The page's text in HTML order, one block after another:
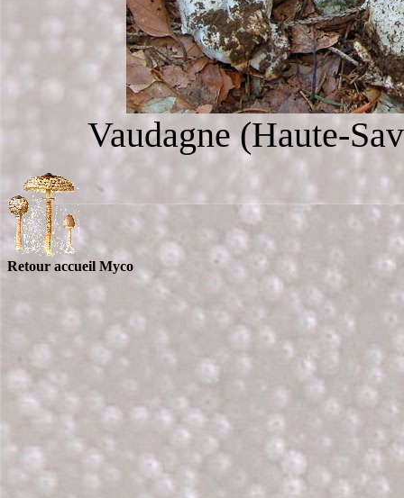
Vaudagne (Haute-
Retour accueil Myco